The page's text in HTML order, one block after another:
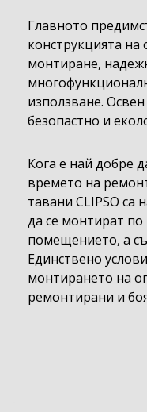
Главното
конструкцията на
монтиране,
използване.
безопастно и
Кога е най добре
времето на
тавани CLIPSO
да се монтират
помещението, а
Единствено
монтирането на
ремонтирани и